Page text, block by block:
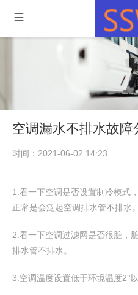
空调漏水不排水故障
时间：2021-06-02 14:23
1.看一下空调是否设置制冷模式
正常是会泛起空调排水管不排水。
2.看一下空调过滤网是否很脏，
排水管不排水。
3.空调温度设置低于环境温度2°